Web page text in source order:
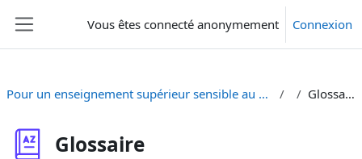
Vous êtes connecté anonymement Connexion
Pour un enseignement supérieur sensible au genre Glossaire
Glossaire